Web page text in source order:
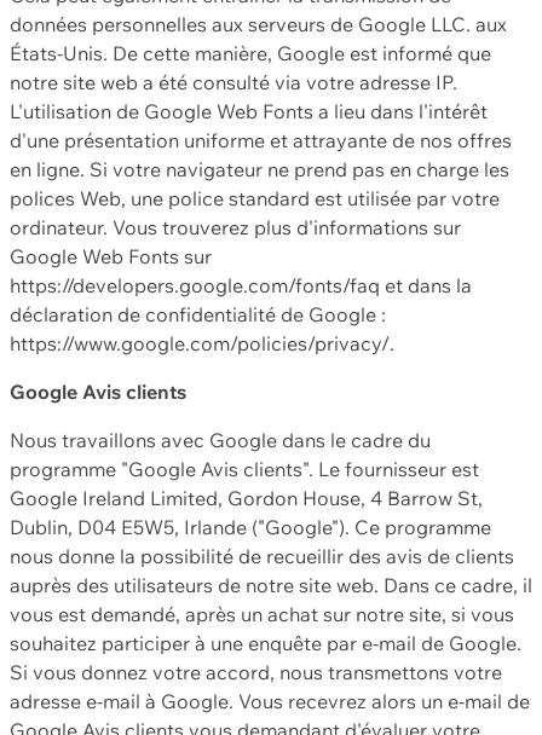
données personnelles aux serveurs de Google LLC. aux
États-Unis. De cette manière, Google est informé que
notre site web a été consulté via votre adresse IP.
L'utilisation de Google Web Fonts a lieu dans l'intérêt
d'une présentation uniforme et attrayante de nos offres
en ligne. Si votre navigateur ne prend pas en charge les
polices Web, une police standard est utilisée par votre
ordinateur. Vous trouverez plus d'informations sur
Google Web Fonts sur
https://developers.google.com/fonts/faq et dans la
déclaration de confidentialité de Google :
https://www.google.com/policies/privacy/.
Google Avis clients
Nous travaillons avec Google dans le cadre du
programme "Google Avis clients". Le fournisseur est
Google Ireland Limited, Gordon House, 4 Barrow St,
Dublin, D04 E5W5, Irlande ("Google"). Ce programme
nous donne la possibilité de recueillir des avis de clients
auprès des utilisateurs de notre site web. Dans ce cadre, il
vous est demandé, après un achat sur notre site, si vous
souhaitez participer à une enquête par e-mail de Google.
Si vous donnez votre accord, nous transmettons votre
adresse e-mail à Google. Vous recevrez alors un e-mail de